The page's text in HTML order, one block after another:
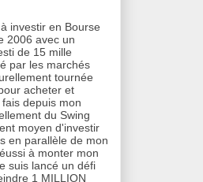
investir en Bourse
2006 avec un
de 15 mille
par les marchés
tournée
acheter et
depuis mon
du Swing
moyen d'investir
en parallèle de mon
à monter mon
suis lancé un défi
1 MILLION